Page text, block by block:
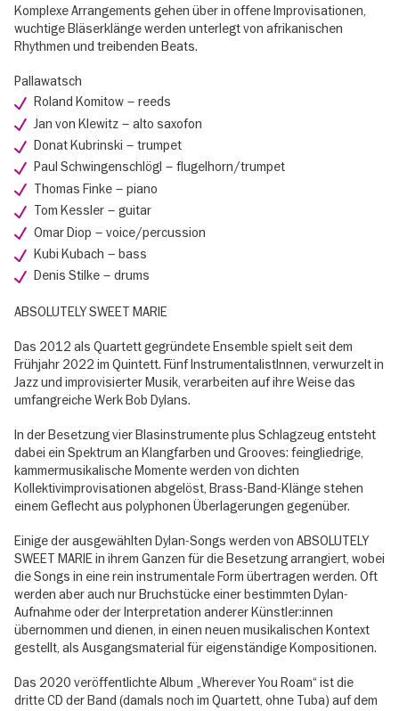
Komplexe Arrangements gehen über in offene Improvisationen,
wuchtige Bläserklänge werden unterlegt von afrikanischen
Rhythmen und treibenden Beats.
Pallawatsch
Roland Komitow – reeds
Jan von Klewitz – alto saxofon
Donat Kubrinski – trumpet
Paul Schwingenschlögl – flugelhorn/trumpet
Thomas Finke – piano
Tom Kessler – guitar
Omar Diop – voice/percussion
Kubi Kubach – bass
Denis Stilke – drums
ABSOLUTELY SWEET MARIE
Das 2012 als Quartett gegründete Ensemble spielt seit dem
Frühjahr 2022 im Quintett. Fünf InstrumentalistInnen, verwurzelt in
Jazz und improvisierter Musik, verarbeiten auf ihre Weise das
umfangreiche Werk Bob Dylans.
In der Besetzung vier Blasinstrumente plus Schlagzeug entsteht
dabei ein Spektrum an Klangfarben und Grooves: feingliedrige,
kammermusikalische Momente werden von dichten
Kollektivimprovisationen abgelöst, Brass-Band-Klänge stehen
einem Geflecht aus polyphonen Überlagerungen gegenüber.
Einige der ausgewählten Dylan-Songs werden von ABSOLUTELY
SWEET MARIE in ihrem Ganzen für die Besetzung arrangiert, wobei
die Songs in eine rein instrumentale Form übertragen werden. Oft
werden aber auch nur Bruchstücke einer bestimmten Dylan-
Aufnahme oder der Interpretation anderer Künstler:innen
übernommen und dienen, in einen neuen musikalischen Kontext
gestellt, als Ausgangsmaterial für eigenständige Kompositionen.
Das 2020 veröffentlichte Album „Wherever You Roam“ ist die
dritte CD der Band (damals noch im Quartett, ohne Tuba) auf dem